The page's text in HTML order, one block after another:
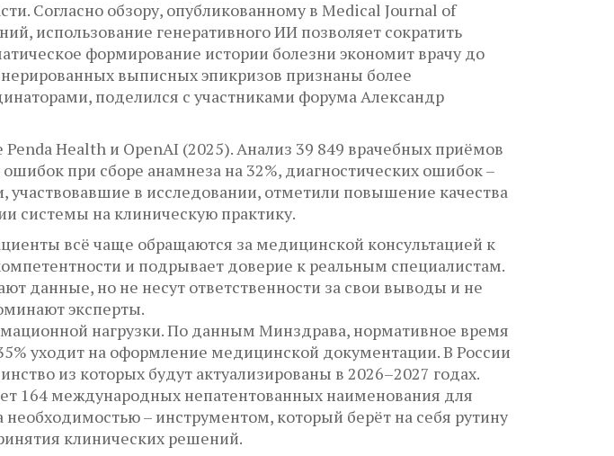
Согласно обзору, опубликованному в Medical Journal of
использование генеративного ИИ позволяет сократить
формирование истории болезни экономит врачу до
выписных эпикризов признаны более
поделился с участниками форума Александр
Health и OpenAI (2025). Анализ 39 849 врачебных приёмов
при сборе анамнеза на 32%, диагностических ошибок –
участвовавшие в исследовании, отметили повышение качества
системы на клиническую практику.
всё чаще обращаются за медицинской консультацией к
и подрывает доверие к реальным специалистам.
данные, но не несут ответственности за свои выводы и не
эксперты.
нагрузки. По данным Минздрава, нормативное время
уходит на оформление медицинской документации. В России
из которых будут актуализированы в 2026–2027 годах.
164 международных непатентованных наименования для
– инструментом, который берёт на себя рутину
клинических решений.